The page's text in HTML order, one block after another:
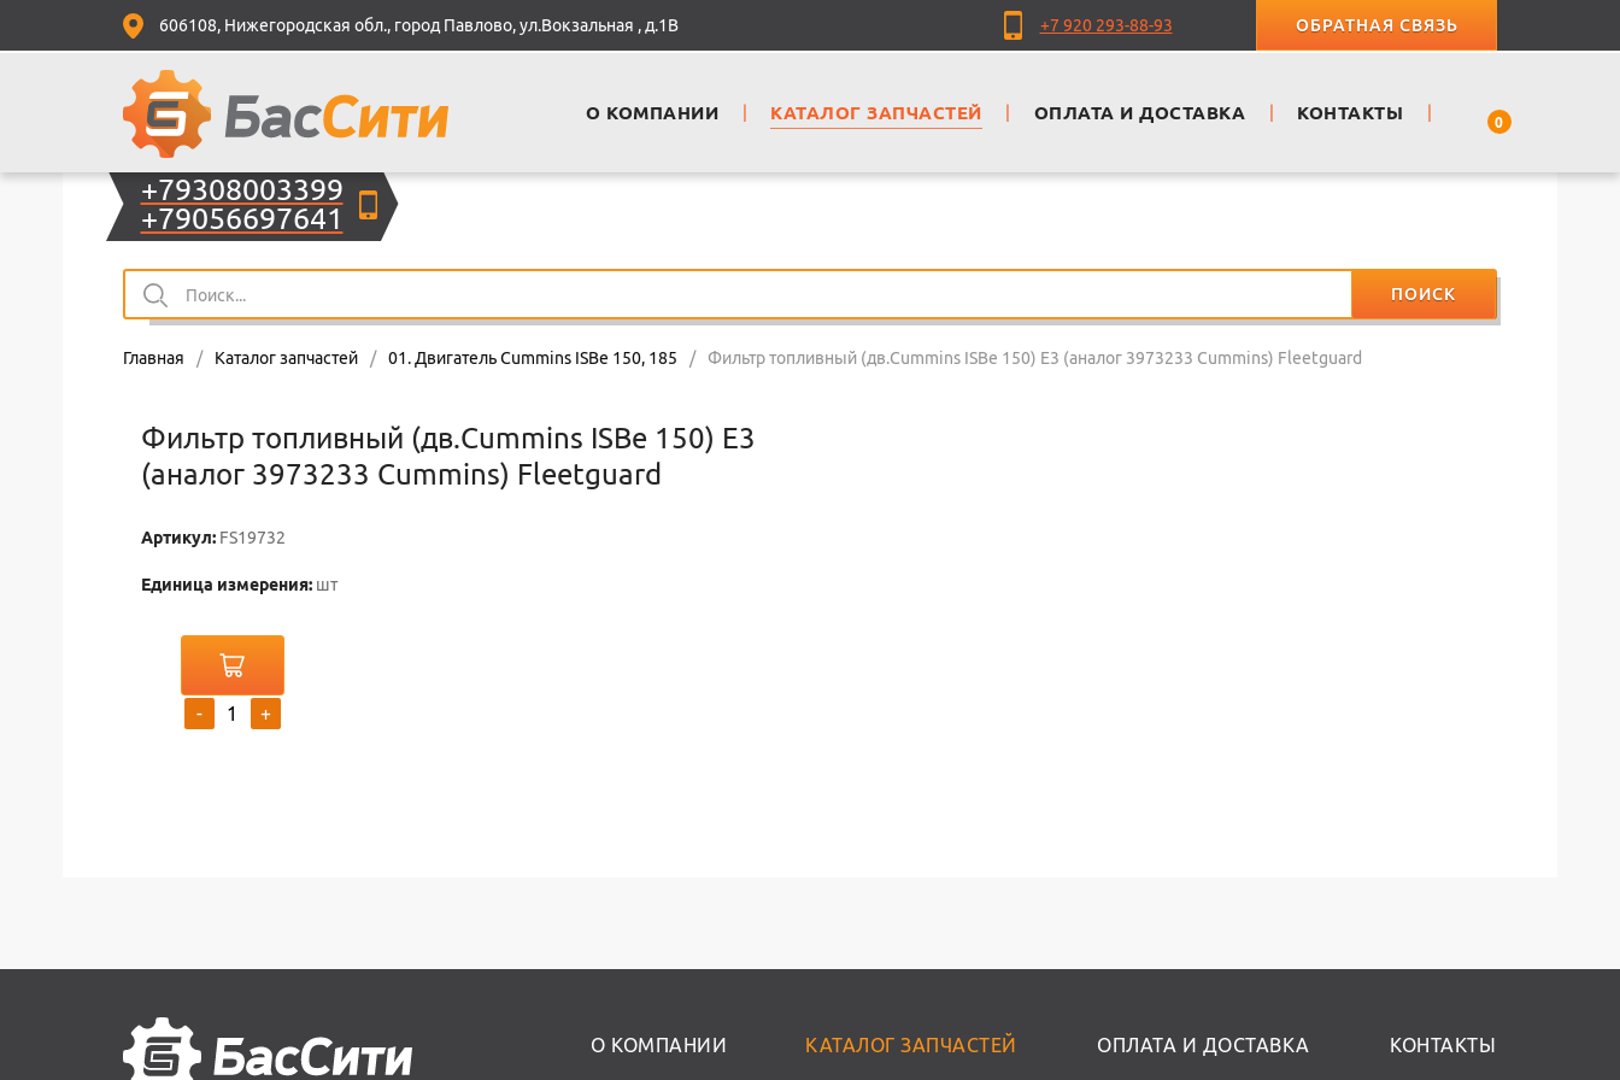
+79308003399
+79056697641
ПОИСК
Главная / Каталог запчастей / 01. Двигатель Cummins ISBe 150, 185 / Фильтр топливный (дв.Cummins ISBe 150) Е3 (аналог 3973233 Cummins) Fleetguard
Фильтр топливный (дв.Cummins ISBe 150) Е3
(аналог 3973233 Cummins) Fleetguard
Артикул: FS19732
Единица измерения: шт
- +
О КОМПАНИИ КАТАЛОГ ЗАПЧАСТЕЙ ОПЛАТА И ДОСТАВКА КОНТАКТЫ
606108, Нижегородская обл., город Павлово, ул.Вокзальная , д.1В +7 920 293-88-93 ОБРАТНАЯ СВЯЗЬ
О КОМПАНИИ КАТАЛОГ ЗАПЧАСТЕЙ ОПЛАТА И ДОСТАВКА КОНТАКТЫ 0